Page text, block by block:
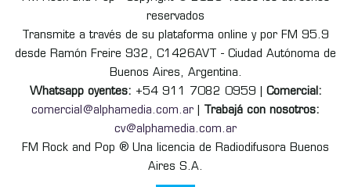
reservados
Transmite a través de su plataforma online y por FM 95.9
desde Ramón Freire 932, C1426AVT - Ciudad Autónoma de
Buenos Aires, Argentina.
Whatsapp oyentes: +54 911 7082 0959 | Comercial:
comercial@alphamedia.com.ar
Trabajá con nosotros:
cv@alphamedia.com.ar
FM Rock and Pop ® Una licencia de Radiodifusora Buenos
Aires S.A.